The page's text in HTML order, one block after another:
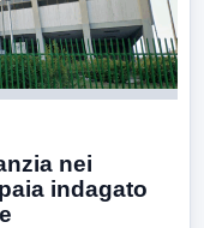
nei
indagato